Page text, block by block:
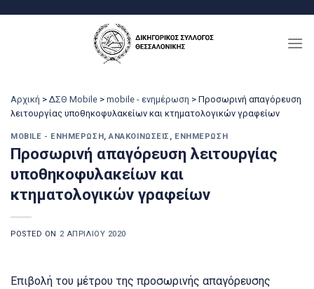
Αρχική > ΔΣΘ Mobile > mobile - ενημέρωση > Προσωρινή απαγόρευση
λειτουργίας υποθηκοφυλακείων και κτηματολογικών γραφείων
MOBILE - ΕΝΗΜΈΡΩΣΗ,ΑΝΑΚΟΙΝΏΣΕΙΣ , ΕΝΗΜΈΡΩΣΗ
Προσωρινή απαγόρευση λειτουργίας
υποθηκοφυλακείων και
κτηματολογικών γραφείων
POSTED ON 2 ΑΠΡΙΛΊΟΥ 2020
Επιβολή του μέτρου της προσωρινής απαγόρευσης